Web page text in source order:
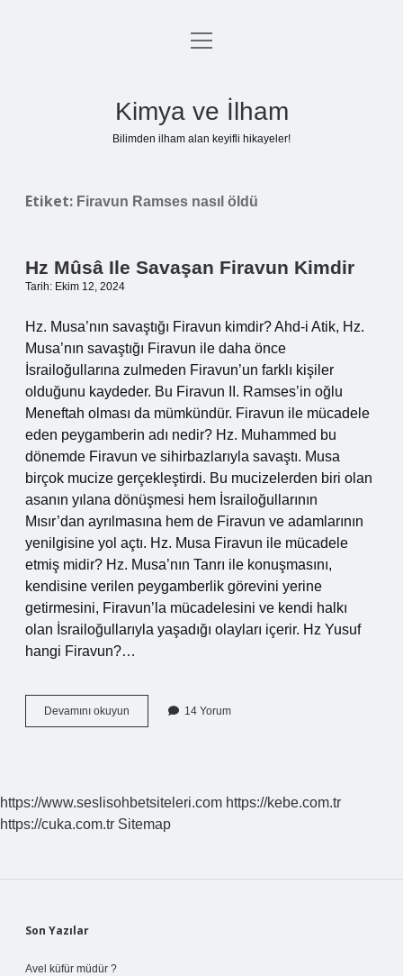
Anasayfa
menüyü
Kimya ve İlham
Bilimden ilham alan keyifli hikayeler!
Etiket: Firavun Ramses nasıl öldü
Hz Mûsâ Ile Savaşan Firavun Kimdir
Tarih: Ekim 12, 2024
Hz. Musa’nın savaştığı Firavun kimdir? Ahd-i Atik, Hz.
Musa’nın savaştığı Firavun ile daha önce
İsrailoğullarına zulmeden Firavun’un farklı kişiler
olduğunu kaydeder. Bu Firavun II. Ramses’in oğlu
Meneftah olması da mümkündür. Firavun ile mücadele
eden peygamberin adı nedir? Hz. Muhammed bu
dönemde Firavun ve sihirbazlarıyla savaştı. Musa
birçok mucize gerçekleştirdi. Bu mucizelerden biri olan
asanın yılana dönüşmesi hem İsrailoğullarının
Mısır’dan ayrılmasına hem de Firavun ve adamlarının
yenilgisine yol açtı. Hz. Musa Firavun ile mücadele
etmiş midir? Hz. Musa’nın Tanrı ile konuşmasını,
kendisine verilen peygamberlik görevini yerine
getirmesini, Firavun’la mücadelesini ve kendi halkı
olan İsrailoğullarıyla yaşadığı olayları içerir. Hz Yusuf
hangi Firavun?…
Devamını okuyun
Mûsâ
14 Yorum
https://www.seslisohbetsiteleri.com https://kebe.com.tr
https://cuka.com.tr Sitemap
Sidebar
Son Yazılar
Avel küfür müdür ?